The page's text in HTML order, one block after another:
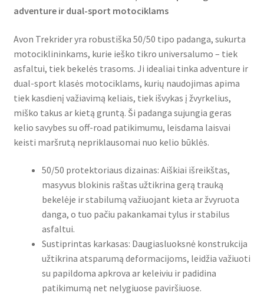
adventure ir dual-sport motociklams
Avon Trekrider yra robustiška 50/50 tipo padanga, sukurta
motociklininkams, kurie ieško tikro universalumo – tiek
asfaltui, tiek bekelės trasoms. Ji idealiai tinka adventure ir
dual-sport klasės motociklams, kurių naudojimas apima
tiek kasdienį važiavimą keliais, tiek išvykas į žvyrkelius,
miško takus ar kietą gruntą. Ši padanga sujungia geras
kelio savybes su off-road patikimumu, leisdama laisvai
keisti maršrutą nepriklausomai nuo kelio būklės.
50/50 protektoriaus dizainas: Aiškiai išreikštas,
masyvus blokinis raštas užtikrina gerą trauką
bekelėje ir stabilumą važiuojant kieta ar žvyruota
danga, o tuo pačiu pakankamai tylus ir stabilus
asfaltui.
Sustiprintas karkasas: Daugiasluoksnė konstrukcija
užtikrina atsparumą deformacijoms, leidžia važiuoti
su papildoma apkrova ar keleiviu ir padidina
patikimumą net nelygiuose paviršiuose.